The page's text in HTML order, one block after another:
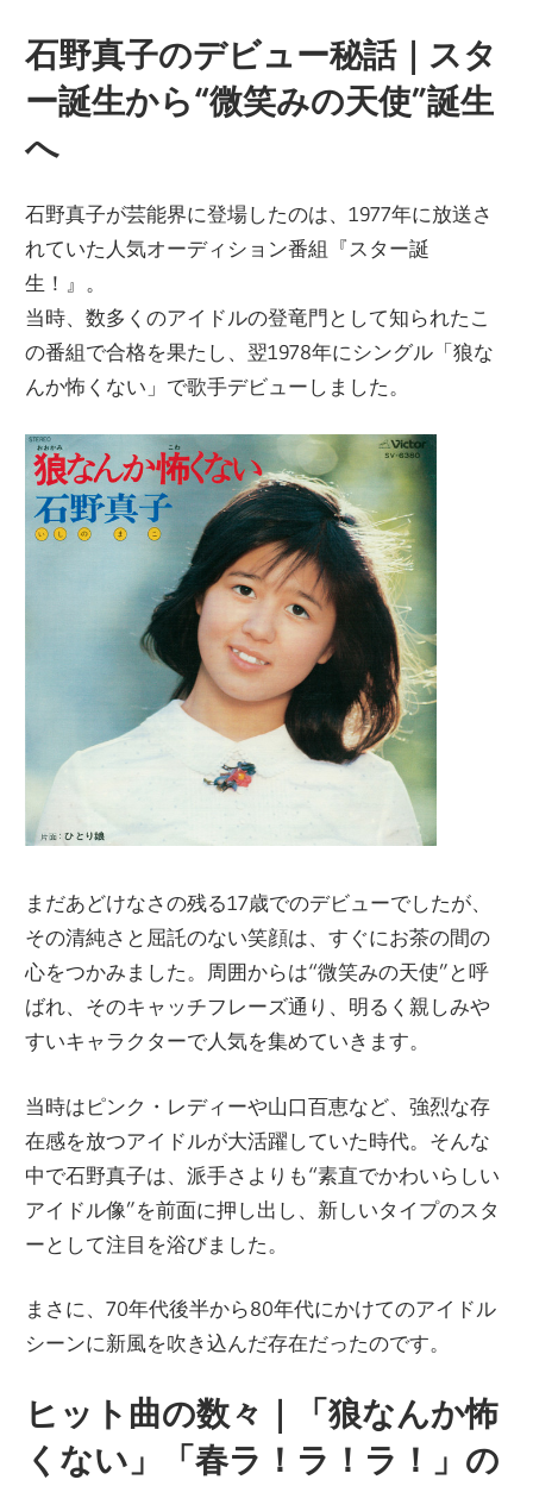
石野真子のデビュー秘話｜スタ
ー誕生から“微笑みの天使”誕生
へ
石野真子が芸能界に登場したのは、1977年に放送さ
れていた人気オーディション番組『スター誕
生！』。
当時、数多くのアイドルの登竜門として知られたこ
の番組で合格を果たし、翌1978年にシングル「狼な
んか怖くない」で歌手デビューしました。
まだあどけなさの残る17歳でのデビューでしたが、
その清純さと屈託のない笑顔は、すぐにお茶の間の
心をつかみました。周囲からは“微笑みの天使”と呼
ばれ、そのキャッチフレーズ通り、明るく親しみや
すいキャラクターで人気を集めていきます。
当時はピンク・レディーや山口百恵など、強烈な存
在感を放つアイドルが大活躍していた時代。そんな
中で石野真子は、派手さよりも“素直でかわいらしい
アイドル像”を前面に押し出し、新しいタイプのスタ
ーとして注目を浴びました。
まさに、70年代後半から80年代にかけてのアイドル
シーンに新風を吹き込んだ存在だったのです。
ヒット曲の数々｜「狼なんか怖
くない」「春ラ！ラ！ラ！」の